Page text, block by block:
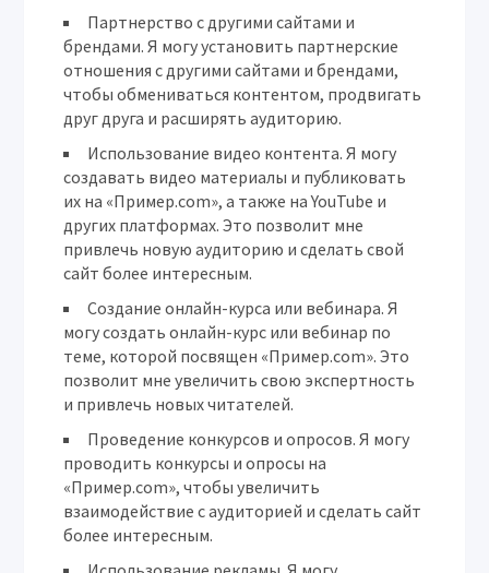
Партнерство с другими сайтами и
брендами. Я могу установить партнерские
отношения с другими сайтами и брендами,
чтобы обмениваться контентом, продвигать
друг друга и расширять аудиторию.
Использование видео контента. Я могу
создавать видео материалы и публиковать
их на «Пример.com», а также на YouTube и
других платформах. Это позволит мне
привлечь новую аудиторию и сделать свой
сайт более интересным.
Создание онлайн-курса или вебинара. Я
могу создать онлайн-курс или вебинар по
теме, которой посвящен «Пример.com». Это
позволит мне увеличить свою экспертность
и привлечь новых читателей.
Проведение конкурсов и опросов. Я могу
проводить конкурсы и опросы на
«Пример.com», чтобы увеличить
взаимодействие с аудиторией и сделать сайт
более интересным.